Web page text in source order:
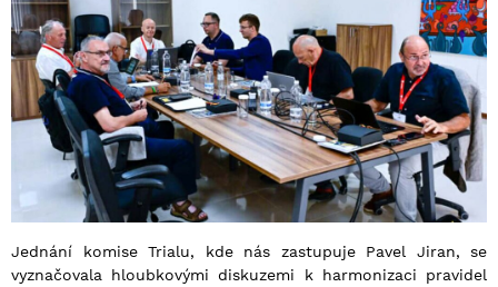
Jednání komise Trialu, kde nás zastupuje Pavel Jiran, se
vyznačovala hloubkovými diskuzemi k harmonizaci pravidel